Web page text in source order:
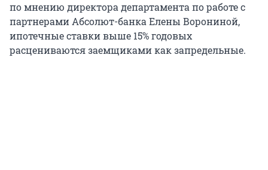
по мнению директора департамента по работе с
партнерами Абсолют-банка Елены Ворониной,
ипотечные ставки выше 15% годовых
расцениваются заемщиками как запредельные.